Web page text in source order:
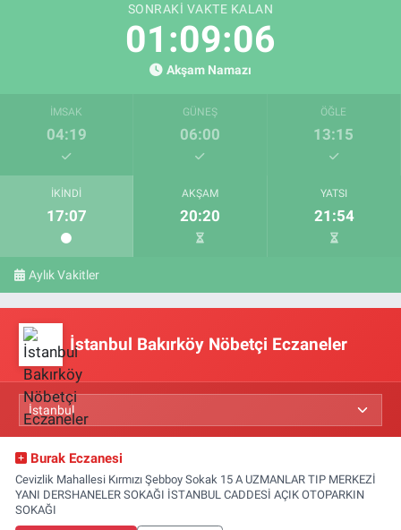
SONRAKI VAKTE KALAN
01:09:05
Akşam Namazı
İMSAK
04:19
GÜNEŞ
06:00
ÖĞLE
13:15
İKINDI
17:07
AKŞAM
20:20
YATSI
21:54
Aylık Vakitler
İstanbul Bakırköy Nöbetçi Eczaneler
Burak Eczanesi
Cevizlik Mahallesi Kırmızı Şebboy Sokak 15 A UZMANLAR TIP MERKEZİ
YANI DERSHANELER SOKAĞI İSTANBUL CADDESİ AÇIK OTOPARKIN
SOKAĞI